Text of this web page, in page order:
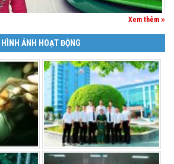
Xem thêm
HÌNH ẢNH HOẠT ĐỘNG